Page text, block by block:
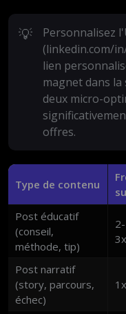
💡
Personnalisez
(linkedin.com/
lien
magnet dans la
deux micro-
offres.
Type de contenu
Post éducatif
(conseil,
méthode, tip)
2-
Post narratif
(story, parcours,
échec)